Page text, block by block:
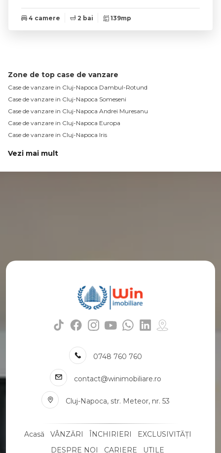
4 camere 2 bai 139mp
Zone de top case de vanzare
Case de vanzare in Cluj-Napoca Dambul-Rotund
Case de vanzare in Cluj-Napoca Someseni
Case de vanzare in Cluj-Napoca Andrei Muresanu
Case de vanzare in Cluj-Napoca Europa
Case de vanzare in Cluj-Napoca Iris
Case de vanzare in Cluj-Napoca Gruia
Numar de camere case de vanzare
Case de vanzare 2 camere
Case de vanzare 4 camere
Apartamente de vanzare
Apartamente de vanzare in Cluj-Napoca
Apartamente de vanzare in Cluj-Napoca Manastur
Apartamente de vanzare in Cluj-Napoca Gheorgheni
Apartamente de vanzare in Cluj-Napoca Marasti
Apartamente de vanzare in Cluj-Napoca Zorilor
Apartamente de vanzare in Cluj-Napoca Semicentral
Apartamente de vanzare in Cluj-Napoca Grigorescu
Vezi mai mult
0748 760 760
contact@winimobiliare.ro
Cluj-Napoca, str. Meteor, nr. 53
Acasă VÂNZĂRI ÎNCHIRIERI
EXCLUSIVITĂȚI
DESPRE NOI
CARIERE
UTILE